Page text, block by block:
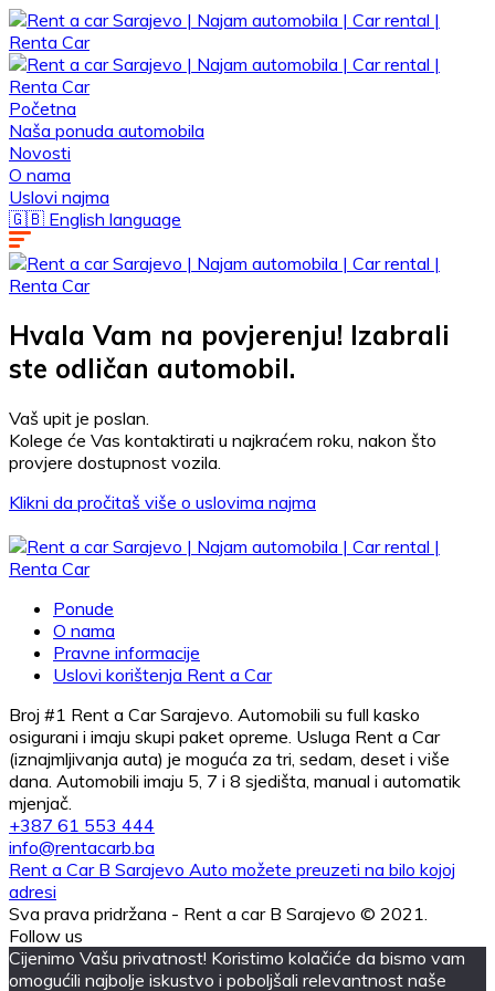
Početna
Naša ponuda automobila
Novosti
O nama
Uslovi najma
🇬🇧 English language
Hvala Vam na povjerenju! Izabrali
ste odličan automobil.
Vaš upit je poslan.
Kolege će Vas kontaktirati u najkraćem roku, nakon što
provjere dostupnost vozila.
Klikni da pročitaš više o uslovima najma
Ponude
O nama
Pravne informacije
Uslovi korištenja Rent a Car
Broj #1 Rent a Car Sarajevo. Automobili su full kasko
osigurani i imaju skupi paket opreme. Usluga Rent a Car
(iznajmljivanja auta) je moguća za tri, sedam, deset i više
dana. Automobili imaju 5, 7 i 8 sjedišta, manual i automatik
mjenjač.
+387 61 553 444
info@rentacarb.ba
Rent a Car B Sarajevo Auto možete preuzeti na bilo kojoj
adresi
Sva prava pridržana - Rent a car B Sarajevo © 2021.
Follow us
Cijenimo Vašu privatnost! Koristimo kolačiće da bismo vam
omogućili najbolje iskustvo i poboljšali relevantnost naše